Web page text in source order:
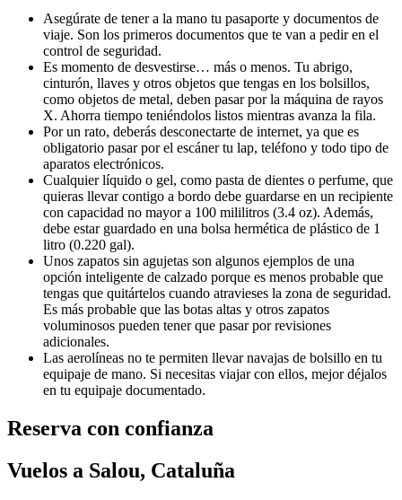
Asegúrate de tener a la mano tu pasaporte y documentos de
viaje. Son los primeros documentos que te van a pedir en el
control de seguridad.
Es momento de desvestirse… más o menos. Tu abrigo,
cinturón, llaves y otros objetos que tengas en los bolsillos,
como objetos de metal, deben pasar por la máquina de rayos
X. Ahorra tiempo teniéndolos listos mientras avanza la fila.
Por un rato, deberás desconectarte de internet, ya que es
obligatorio pasar por el escáner tu lap, teléfono y todo tipo de
aparatos electrónicos.
Cualquier líquido o gel, como pasta de dientes o perfume, que
quieras llevar contigo a bordo debe guardarse en un recipiente
con capacidad no mayor a 100 mililitros (3.4 oz). Además,
debe estar guardado en una bolsa hermética de plástico de 1
litro (0.220 gal).
Unos zapatos sin agujetas son algunos ejemplos de una
opción inteligente de calzado porque es menos probable que
tengas que quitártelos cuando atravieses la zona de seguridad.
Es más probable que las botas altas y otros zapatos
voluminosos pueden tener que pasar por revisiones
adicionales.
Las aerolíneas no te permiten llevar navajas de bolsillo en tu
equipaje de mano. Si necesitas viajar con ellos, mejor déjalos
en tu equipaje documentado.
Reserva con confianza
Vuelos a Salou, Cataluña